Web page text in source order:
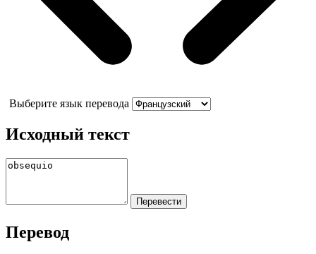
Выберите язык перевода
Исходный текст
Перевод